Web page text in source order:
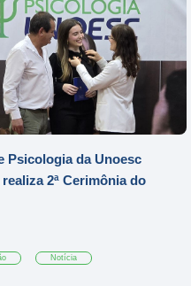
Psicologia da Unoesc
2ª Cerimônia do
Notícia